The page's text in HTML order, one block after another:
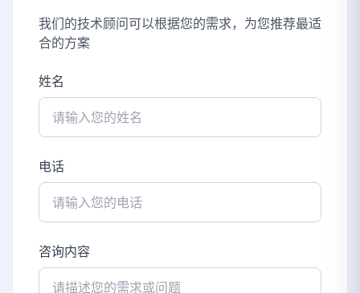
我们的技术顾问可以根据您的需求，为您推荐最适
合的方案
姓名
电话
咨询内容